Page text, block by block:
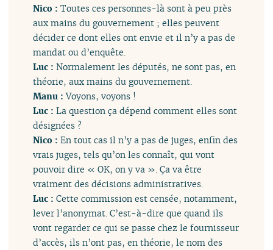
Nico :Toutes ces personnes-là sont à peu près
aux mains du gouvernement ; elles peuvent
décider ce dont elles ont envie et il n’y a pas de
mandat ou d’enquête.
Luc :Normalement les députés, ne sont pas, en
théorie, aux mains du gouvernement.
Manu :Voyons, voyons !
Luc :La question ça dépend comment elles sont
désignées ?
Nico :En tout cas il n’y a pas de juges, enfin des
vrais juges, tels qu’on les connaît, qui vont
pouvoir dire « OK, on y va ». Ça va être
vraiment des décisions administratives.
Luc :Cette commission est censée, notamment,
lever l’anonymat. C’est-à-dire que quand ils
vont regarder ce qui se passe chez le fournisseur
d’accès, ils n’ont pas, en théorie, le nom des